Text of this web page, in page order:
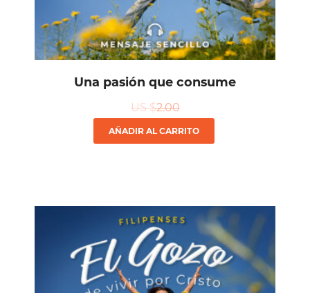
Una pasión que consume
US $2.00
AÑADIR AL CARRITO